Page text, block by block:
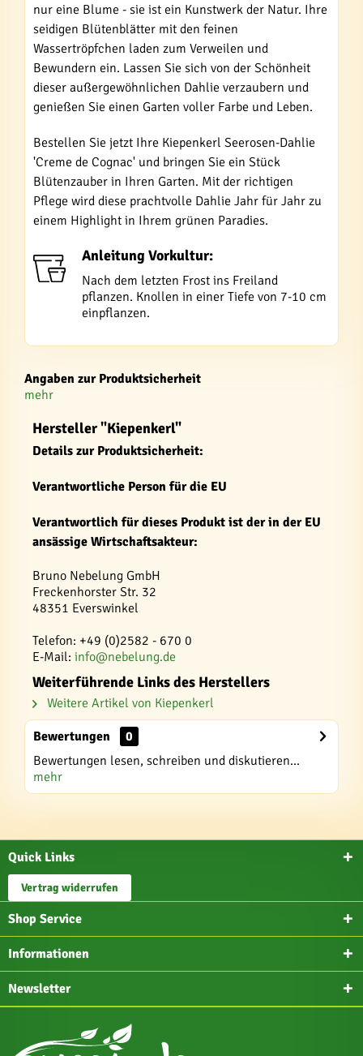
nur eine Blume - sie ist ein Kunstwerk der Natur. Ihre
seidigen Blütenblätter mit den feinen
Wassertröpfchen laden zum Verweilen und
Bewundern ein. Lassen Sie sich von der Schönheit
dieser außergewöhnlichen Dahlie verzaubern und
genießen Sie einen Garten voller Farbe und Leben.
Bestellen Sie jetzt Ihre Kiepenkerl Seerosen-Dahlie
'Creme de Cognac' und bringen Sie ein Stück
Blütenzauber in Ihren Garten. Mit der richtigen
Pflege wird diese prachtvolle Dahlie Jahr für Jahr zu
einem Highlight in Ihrem grünen Paradies.
Anleitung Vorkultur:
Nach dem letzten Frost ins Freiland
pflanzen. Knollen in einer Tiefe von 7-10 cm
einpflanzen.
Angaben zur Produktsicherheit
mehr
Hersteller "Kiepenkerl"
Details zur Produktsicherheit:
Verantwortliche Person für die EU
Verantwortlich für dieses Produkt ist der in der EU
ansässige Wirtschaftsakteur:
Bruno Nebelung GmbH
Freckenhorster Str. 32
48351 Everswinkel
Telefon: +49 (0)2582 - 670 0
E-Mail: info@nebelung.de
Weiterführende Links des Herstellers
Weitere Artikel von Kiepenkerl
Bewertungen
0
Bewertungen lesen, schreiben und diskutieren...
mehr
Quick Links
Vertrag widerrufen
Shop Service
Informationen
Newsletter